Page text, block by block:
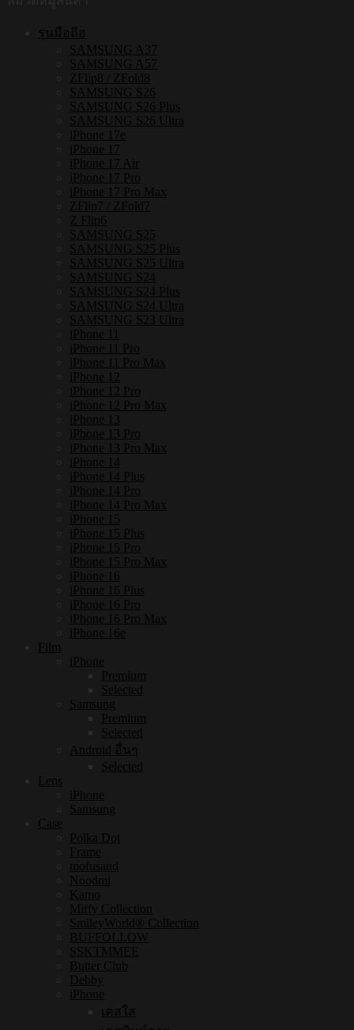
พร้อมรุ่นมือถือ
SAMSUNG A37
SAMSUNG A57
ZFlip8 / ZFold8
SAMSUNG S26
SAMSUNG S26 Plus
SAMSUNG S26 Ultra
iPhone 17e
iPhone 17
iPhone 17 Air
iPhone 17 Pro
iPhone 17 Pro Max
ZFlip7 / ZFold7
Z Flip6
SAMSUNG S25
SAMSUNG S25 Plus
SAMSUNG S25 Ultra
SAMSUNG S24
SAMSUNG S24 Plus
SAMSUNG S24 Ultra
SAMSUNG S23 Ultra
iPhone 11
iPhone 11 Pro
iPhone 11 Pro Max
iPhone 12
iPhone 12 Pro
iPhone 12 Pro Max
iPhone 13
iPhone 13 Pro
iPhone 13 Pro Max
iPhone 14
iPhone 14 Plus
iPhone 14 Pro
iPhone 14 Pro Max
iPhone 15
iPhone 15 Plus
iPhone 15 Pro
iPhone 15 Pro Max
iPhone 16
iPhone 16 Plus
iPhone 16 Pro
iPhone 16 Pro Max
iPhone 16e
Film
iPhone
Premium
Selected
Samsung
Premium
Selected
Android อื่นๆ
Selected
Lens
iPhone
Samsung
Case
Polka Dot
Frame
mofusand
Noodmi
Kamo
Miffy Collection
SmileyWorld® Collection
BUFFOLLOW
SSKTMMEE
Butter Club
Debby
iPhone
เคสใส